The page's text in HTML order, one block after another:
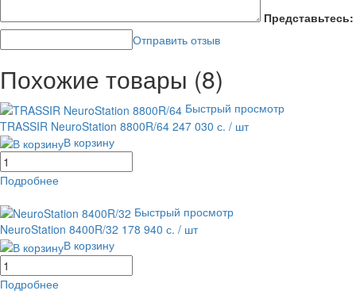
Представьтесь:
Отправить отзыв
Похожие товары (8)
Быстрый просмотр
TRASSIR NeuroStation 8800R/64 247 030 с. / шт
В корзину
Подробнее
Быстрый просмотр
NeuroStation 8400R/32 178 940 с. / шт
В корзину
Подробнее